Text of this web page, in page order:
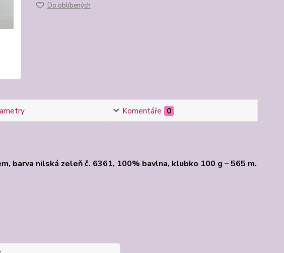
Do oblíbených
Komentáře 0
barva nilská zeleň č. 6361, 100% bavlna, klubko 100 g – 565 m.